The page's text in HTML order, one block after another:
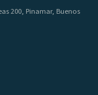
200, Pinamar, Buenos